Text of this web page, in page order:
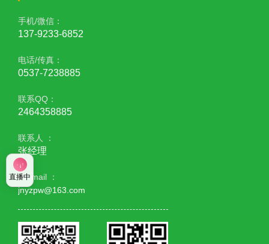
手机/微信：
137-9233-6852
电话/传真：
0537-7238885
联系QQ：
2464358885
联系人 ：
张经理
E - mail ：
jnyzpw@163.com
直播中